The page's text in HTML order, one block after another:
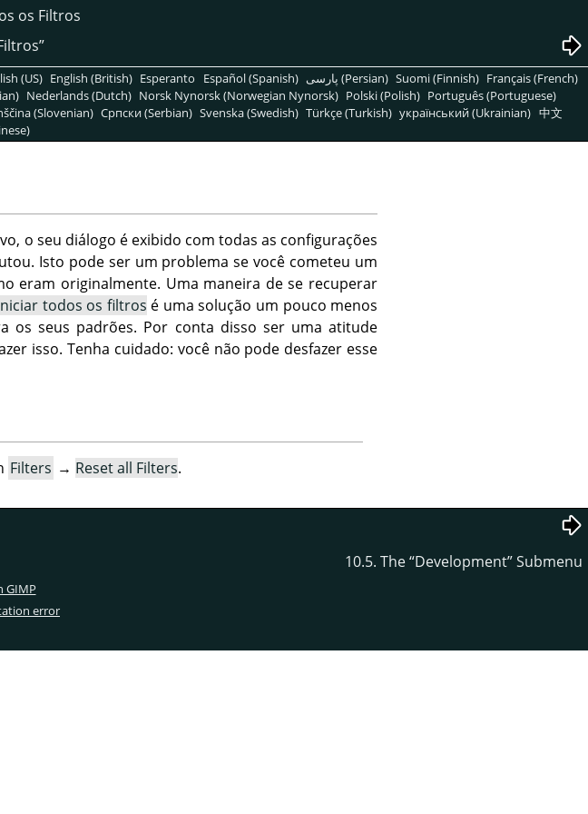
os Filtros
”
(US) English (British) Esperanto Español (Spanish) پارسی (Persian) Suomi (Finnish) Français (French)
Nederlands (Dutch) Norsk Nynorsk (Norwegian Nynorsk) Polski (Polish) Português (Portuguese)
(Slovenian) Српски (Serbian) Svenska (Swedish) Türkçe (Turkish) український (Ukrainian) 中文
o seu diálogo é exibido com todas as configurações
Isto pode ser um problema se você cometeu um
eram originalmente. Uma maneira de se recuperar
todos os filtros é uma solução um pouco menos
os seus padrões. Por conta disso ser uma atitude
isso. Tenha cuidado: você não pode desfazer esse
Filters → Reset all Filters.
10.5. The“Development”Submenu
GIMP
error